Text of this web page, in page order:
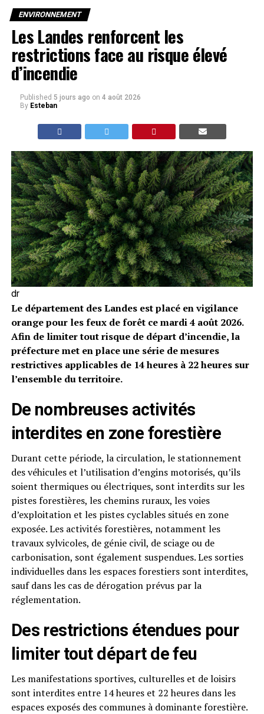
ENVIRONNEMENT
Les Landes renforcent les
restrictions face au risque élevé
d’incendie
Published 5 jours ago on 4 août 2026
By Esteban
dr
Le département des Landes est placé en vigilance
orange pour les feux de forêt ce mardi 4 août 2026.
Afin de limiter tout risque de départ d’incendie, la
préfecture met en place une série de mesures
restrictives applicables de 14 heures à 22 heures sur
l’ensemble du territoire.
De nombreuses activités
interdites en zone forestière
Durant cette période, la circulation, le stationnement
des véhicules et l’utilisation d’engins motorisés, qu’ils
soient thermiques ou électriques, sont interdits sur les
pistes forestières, les chemins ruraux, les voies
d’exploitation et les pistes cyclables situés en zone
exposée. Les activités forestières, notamment les
travaux sylvicoles, de génie civil, de sciage ou de
carbonisation, sont également suspendues. Les sorties
individuelles dans les espaces forestiers sont interdites,
sauf dans les cas de dérogation prévus par la
réglementation.
Des restrictions étendues pour
limiter tout départ de feu
Les manifestations sportives, culturelles et de loisirs
sont interdites entre 14 heures et 22 heures dans les
espaces exposés des communes à dominante forestière.